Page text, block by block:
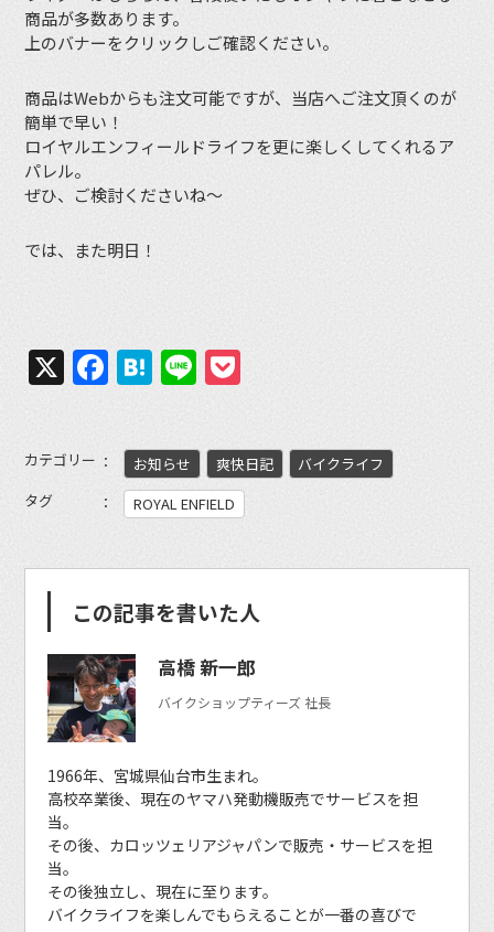
商品が多数あります。
上のバナーをクリックしご確認ください。
商品はWebからも注文可能ですが、当店へご注文頂くのが
簡単で早い！
ロイヤルエンフィールドライフを更に楽しくしてくれるア
パレル。
ぜひ、ご検討くださいね〜
では、また明日！
X Facebook
Hatena
Line
カテゴリー お知らせ 爽快日記
バイクライフ
タグ
ROYAL ENFIELD
この記事を書いた人
高橋 新一郎
バイクショップティーズ 社長
1966年、宮城県仙台市生まれ。
高校卒業後、現在のヤマハ発動機販売でサービスを担
当。
その後、カロッツェリアジャパンで販売・サービスを担
当。
その後独立し、現在に至ります。
バイクライフを楽しんでもらえることが一番の喜びで